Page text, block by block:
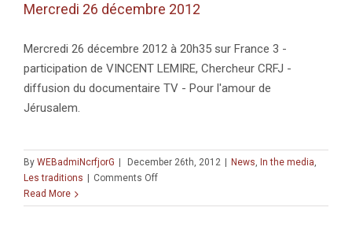
Mercredi 26 décembre 2012
Mercredi 26 décembre 2012 à 20h35 sur France 3 -
participation de VINCENT LEMIRE, Chercheur CRFJ -
diffusion du documentaire TV - Pour l'amour de
Jérusalem.
By WEBadmiNcrfjorG December 26th, 2012 News, In the media,
Les traditions
Comments Offon
3
Read More